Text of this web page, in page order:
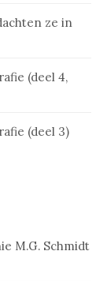
ze in
(deel 4,
(deel 3)
M.G. Schmidt